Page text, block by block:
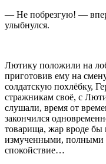
— Не побрезгую! —
улыбнулся.
Лютику положили на
приготовив ему на
солдатскую похлёбку,
стражникам своё, с
слушали, время от
закончился
товарища, жар вроде бы
измученными, полными
спокойствие…